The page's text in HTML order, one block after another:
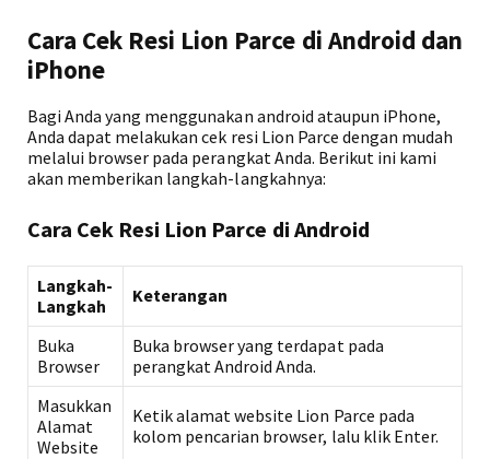
Cara Cek Resi Lion Parce di Android dan
iPhone
Bagi Anda yang menggunakan android ataupun iPhone,
Anda dapat melakukan cek resi Lion Parce dengan mudah
melalui browser pada perangkat Anda. Berikut ini kami
akan memberikan langkah-langkahnya:
Cara Cek Resi Lion Parce di Android
Langkah-
Langkah
Keterangan
Buka
Browser
Buka browser yang terdapat pada
perangkat Android Anda.
Masukkan
Alamat
Website
Ketik alamat website Lion Parce pada
kolom pencarian browser, lalu klik Enter.